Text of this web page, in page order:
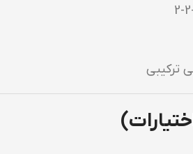
ترکیبی